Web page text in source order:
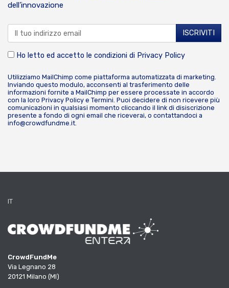
dell’innovazione
Ho letto ed accetto le condizioni di Privacy Policy
Utilizziamo MailChimp come piattaforma automatizzata di marketing.
Inviando questo modulo, acconsenti al trasferimento delle
informazioni fornite a MailChimp per essere processate in accordo
con la loro Privacy Policy e Termini. Puoi decidere di non ricevere più
comunicazioni in qualsiasi momento cliccando il link di disiscrizione
presente a fondo di ogni email che riceverai, o contattandoci a
info@crowdfundme.it.
IT
CrowdFundMe
Via Legnano 28
20121 Milano (MI)